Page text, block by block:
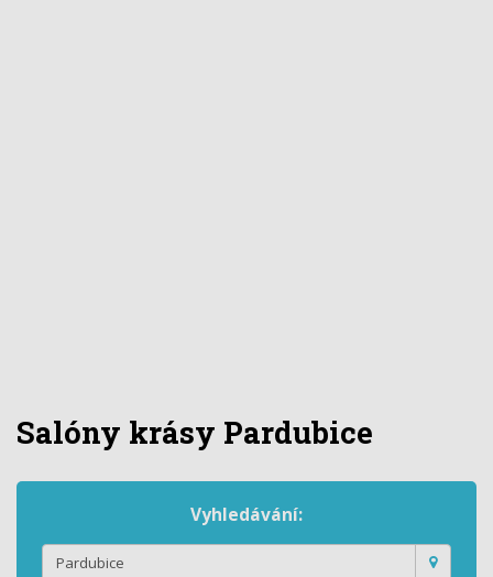
Salóny krásy Pardubice
Vyhledávání: